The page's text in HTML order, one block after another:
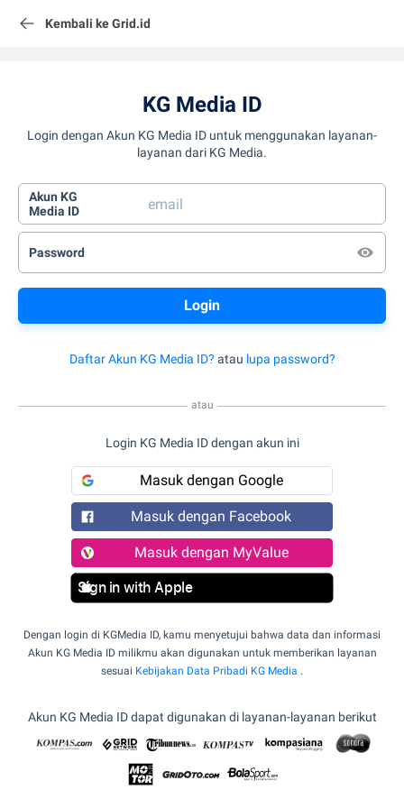
Kembali ke Grid.id
KG Media ID
Login dengan Akun KG Media ID untuk menggunakan layanan-
layanan dari KG Media.
Akun KG
Media ID
Password
Daftar Akun KG Media ID? atau lupa password?
atau
Login KG Media ID dengan akun ini
Masuk dengan Google
Masuk dengan Facebook
Masuk dengan MyValue
Sign in with Apple
Dengan login di KGMedia ID, kamu menyetujui bahwa data dan informasi
Akun KG Media ID milikmu akan digunakan untuk memberikan layanan
sesuai Kebijakan Data Pribadi KG Media .
Akun KG Media ID dapat digunakan di layanan-layanan berikut